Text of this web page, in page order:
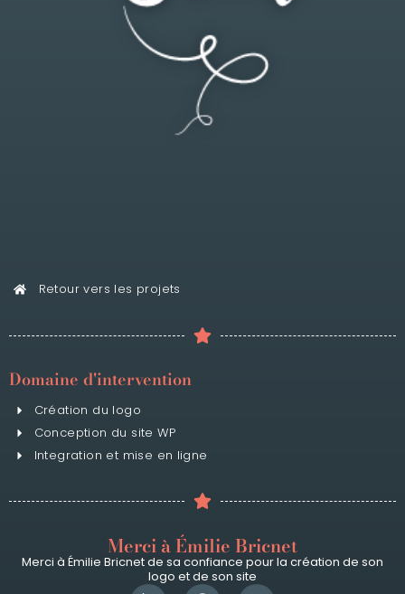
Retour vers les projets
Domaine d'intervention
Création du logo
Conception du site WP
Integration et mise en ligne
Merci à Émilie Bricnet
Merci à Émilie Bricnet de sa confiance pour la création de son
logo et de son site